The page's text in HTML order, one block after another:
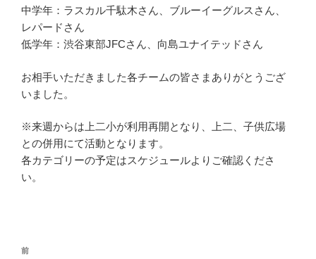
中学年：ラスカル千駄木さん、ブルーイーグルスさん、
レパードさん
低学年：渋谷東部JFCさん、向島ユナイテッドさん
お相手いただきました各チームの皆さまありがとうござ
いました。
※来週からは上二小が利用再開となり、上二、子供広場
との併用にて活動となります。
各カテゴリーの予定はスケジュールよりご確認くださ
い。
投
前
前